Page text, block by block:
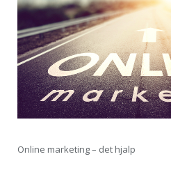
Online marketing – det hjalp